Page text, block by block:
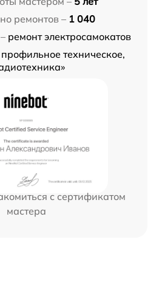
ремонтов – 1 040
ремонт электросамокатов
профильное техническое,
с сертификатом
мастера